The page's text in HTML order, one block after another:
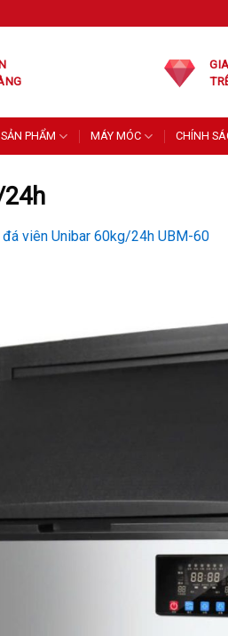
SẢN PHẨM MÁY MÓC CHÍNH
24h
đá viên Unibar 60kg/24h UBM-60